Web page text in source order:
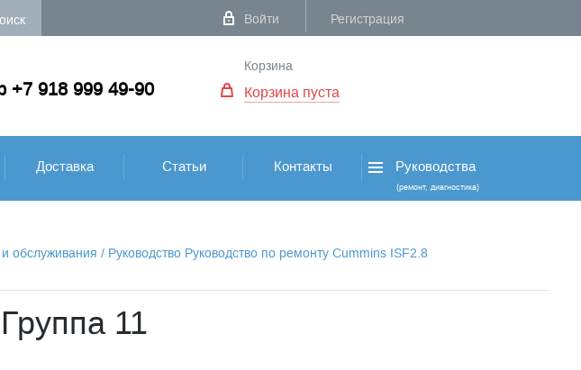
Войти Регистрация
+7 918 999 49-90
Корзина
Корзина пуста
Доставка Статьи Контакты Руководства
(ремонт, диагностика)
обслуживания / Руководство Руководство по ремонту Cummins ISF2.8
11